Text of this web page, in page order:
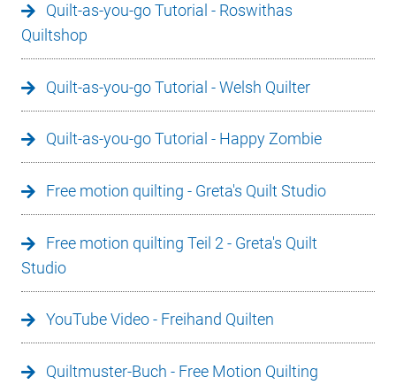
Quilt-as-you-go Tutorial - Roswithas
Quiltshop
Quilt-as-you-go Tutorial - Welsh Quilter
Quilt-as-you-go Tutorial - Happy Zombie
Free motion quilting - Greta's Quilt Studio
Free motion quilting Teil 2 - Greta's Quilt
Studio
YouTube Video - Freihand Quilten
Quiltmuster-Buch - Free Motion Quilting